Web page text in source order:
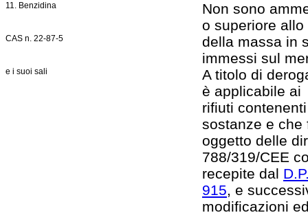
11. Benzidina
Non sono
o superiore allo
CAS n. 22-87-5
della massa in
immessi sul
e i suoi sali
A titolo di
è applicabile ai
rifiuti
sostanze e che
oggetto delle
788/319/CEE
recepite dal
915, e
modificazioni